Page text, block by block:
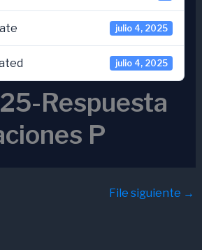
julio 4, 2025
julio 4, 2025
Respuesta
P
File siguiente →